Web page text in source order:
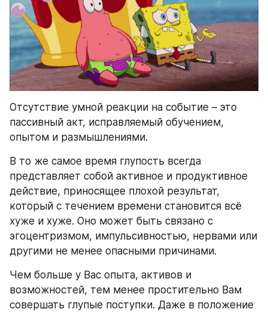
Отсутствие умной реакции на событие – это
пассивный акт, исправляемый обучением,
опытом и размышлениями.
В то же самое время глупость всегда
представляет собой активное и продуктивное
действие, приносящее плохой результат,
который с течением времени становится всё
хуже и хуже. Оно может быть связано с
эгоцентризмом, импульсивностью, нервами или
другими не менее опасными причинами.
Чем больше у Вас опыта, активов и
возможностей, тем менее простительно Вам
совершать глупые поступки. Даже в положение